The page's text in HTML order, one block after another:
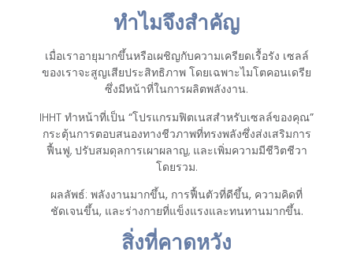
ทำไมจึงสำคัญ
เมื่อเราอายุมากขึ้นหรือเผชิญกับความเครียดเรื้อรัง เซลล์
ของเราจะสูญเสียประสิทธิภาพ โดยเฉพาะไมโตคอนเดรีย
ซึ่งมีหน้าที่ในการผลิตพลังงาน.
IHHT ทำหน้าที่เป็น “โปรแกรมฟิตเนสสำหรับเซลล์ของคุณ”
กระตุ้นการตอบสนองทางชีวภาพที่ทรงพลังซึ่งส่งเสริมการ
ฟื้นฟู, ปรับสมดุลการเผาผลาญ, และเพิ่มความมีชีวิตชีวา
โดยรวม.
ผลลัพธ์: พลังงานมากขึ้น, การฟื้นตัวที่ดีขึ้น, ความคิดที่
ชัดเจนขึ้น, และร่างกายที่แข็งแรงและทนทานมากขึ้น.
สิ่งที่คาดหวัง